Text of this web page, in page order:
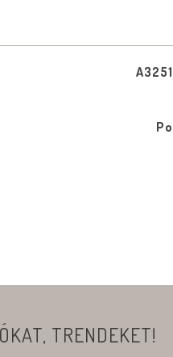
TRENDEKET!